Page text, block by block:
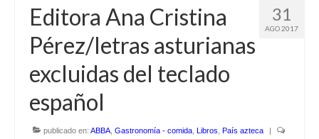
31
AGO 2017
Editora Ana Cristina
Pérez/letras asturianas
excluidas del teclado
español
publicado en: ABBA Gastronomía - comida Libros País azteca
|